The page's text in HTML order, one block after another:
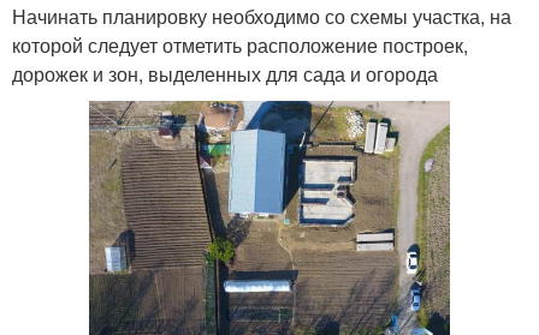
Начинать планировку необходимо со схемы участка, на
которой следует отметить расположение построек,
дорожек и зон, выделенных для сада и огорода